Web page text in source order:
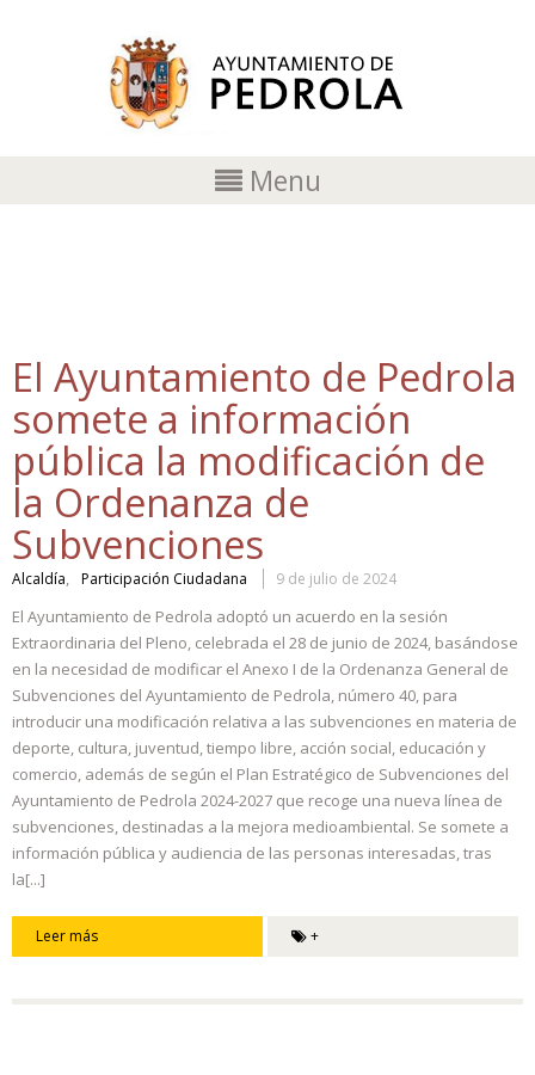
Menu
El Ayuntamiento de Pedrola
somete a información
pública la modificación de
la Ordenanza de
Subvenciones
Alcaldía, Participación Ciudadana 9 de julio de 2024
El Ayuntamiento de Pedrola adoptó un acuerdo en la sesión
Extraordinaria del Pleno, celebrada el 28 de junio de 2024, basándose
en la necesidad de modificar el Anexo I de la Ordenanza General de
Subvenciones del Ayuntamiento de Pedrola, número 40, para
introducir una modificación relativa a las subvenciones en materia de
deporte, cultura, juventud, tiempo libre, acción social, educación y
comercio, además de según el Plan Estratégico de Subvenciones del
Ayuntamiento de Pedrola 2024-2027 que recoge una nueva línea de
subvenciones, destinadas a la mejora medioambiental. Se somete a
información pública y audiencia de las personas interesadas, tras
la[...]
Leer más +